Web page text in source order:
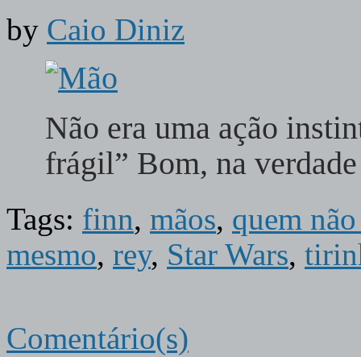
by Caio Diniz
Não era uma ação
frágil” Bom, na
Tags: finn, mãos, quem
mesmo, rey, Star Wars,
Comentário(s)